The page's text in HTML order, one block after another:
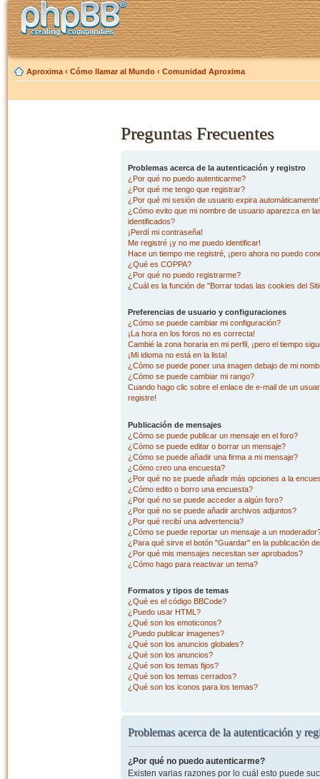
Aproxima ‹ Cómo llamar al Mundo ‹ Comunidad Aproxima
Preguntas Frecuentes
Problemas acerca de la autenticación y registro
¿Por qué no puedo autenticarme?
¿Por qué me tengo que registrar?
¿Por qué mi sesión de usuario expira
¿Cómo evito que mi nombre de usuario aparezca en
identificados?
¡Perdí mi contraseña!
Me registré ¡y no me puedo identificar!
Hace un tiempo me registré, ¡pero ahora no puedo
¿Qué es COPPA?
¿Por qué no puedo registrarme?
¿Cuál es la función de "Borrar todas las cookies del
Preferencias de usuario y configuraciones
¿Cómo se puede cambiar mi configuración?
¡La hora en los foros no es correcta!
Cambié la zona horaria en mi perfil, ¡pero el tiempo
¡Mi idioma no está en la lista!
¿Cómo se puede poner una imagen debajo de mi
¿Cómo se puede cambiar mi rango?
Cuando hago clic sobre el enlace de e-mail de un
registre!
Publicación de mensajes
¿Cómo se puede publicar un mensaje en el foro?
¿Cómo se puede editar o borrar un mensaje?
¿Cómo se puede añadir una firma a mi mensaje?
¿Cómo creo una encuesta?
¿Por qué no se puede añadir más opciones a la
¿Cómo edito o borro una encuesta?
¿Por qué no se puede acceder a algún foro?
¿Por qué no se puede añadir archivos adjuntos?
¿Por qué recibí una advertencia?
¿Cómo se puede reportar un mensaje a un
¿Para qué sirve el botón "Guardar" en la publicación
¿Por qué mis mensajes necesitan ser aprobados?
¿Cómo hago para reactivar un tema?
Formatos y tipos de temas
¿Qué es el código BBCode?
¿Puedo usar HTML?
¿Qué son los emoticonos?
¿Puedo publicar imagenes?
¿Qué son los anuncios globales?
¿Qué son los anuncios?
¿Qué son los temas fijos?
¿Qué son los temas cerrados?
¿Qué son los iconos para los temas?
Problemas acerca de la autenticación y
¿Por qué no puedo autenticarme?
Existen varias razones por lo cuál esto puede